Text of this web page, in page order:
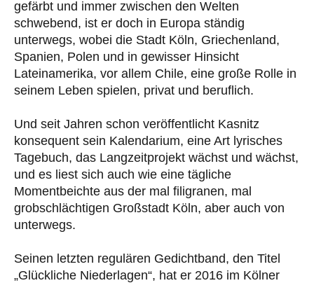
gefärbt und immer zwischen den Welten
schwebend, ist er doch in Europa ständig
unterwegs, wobei die Stadt Köln, Griechenland,
Spanien, Polen und in gewisser Hinsicht
Lateinamerika, vor allem Chile, eine große Rolle in
seinem Leben spielen, privat und beruflich.
Und seit Jahren schon veröffentlicht Kasnitz
konsequent sein Kalendarium, eine Art lyrisches
Tagebuch, das Langzeitprojekt wächst und wächst,
und es liest sich auch wie eine tägliche
Momentbeichte aus der mal filigranen, mal
grobschlächtigen Großstadt Köln, aber auch von
unterwegs.
Seinen letzten regulären Gedichtband, den Titel
„Glückliche Niederlagen“, hat er 2016 im Kölner